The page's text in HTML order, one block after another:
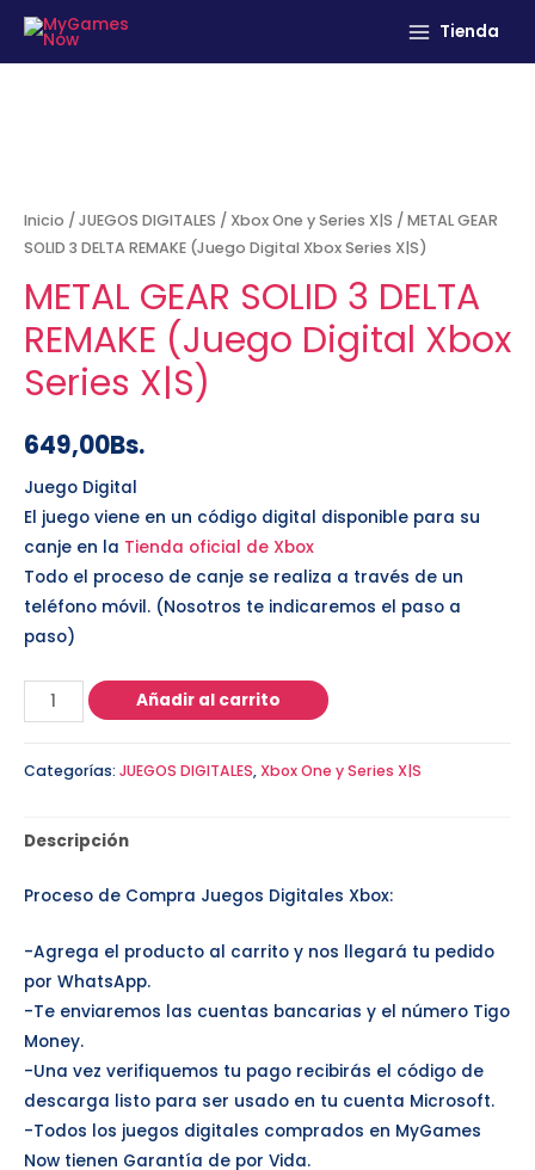
Tienda
Inicio /JUEGOS DIGITALES / Xbox One y Series X|S / METAL GEAR
SOLID 3 DELTA REMAKE (Juego Digital Xbox Series X|S)
METAL GEAR SOLID 3 DELTA
REMAKE (Juego Digital Xbox
Series X|S)
649,00Bs.
Juego Digital
El juego viene en un código digital disponible para su
canje en la Tienda oficial de Xbox
Todo el proceso de canje se realiza a través de un
teléfono móvil. (Nosotros te indicaremos el paso a
paso)
Añadir al carrito
Categorías: JUEGOS DIGITALES,Xbox One y Series X|S
Descripción
Proceso de Compra Juegos Digitales Xbox:
-Agrega el producto al carrito y nos llegará tu pedido
por WhatsApp.
-Te enviaremos las cuentas bancarias y el número Tigo
Money.
-Una vez verifiquemos tu pago recibirás el código de
descarga listo para ser usado en tu cuenta Microsoft.
-Todos los juegos digitales comprados en MyGames
Now tienen Garantía de por Vida.